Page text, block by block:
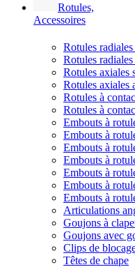
Rotules,
Accessoires
Rotules radiales
Rotules
Rotules axiales
Rotules axiales
Rotules à
Rotules à
Embouts à
Embouts à
Embouts à
Embouts à
Embouts à
Embouts à
Embouts à
Articulations
Goujons à
Goujons avec
Clips de
Têtes de chape